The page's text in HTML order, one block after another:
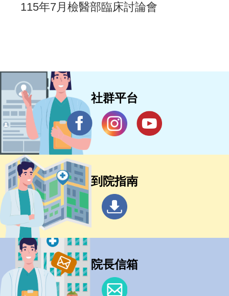
115年7月檢醫部臨床討論會
社群平台
到院指南
院長信箱